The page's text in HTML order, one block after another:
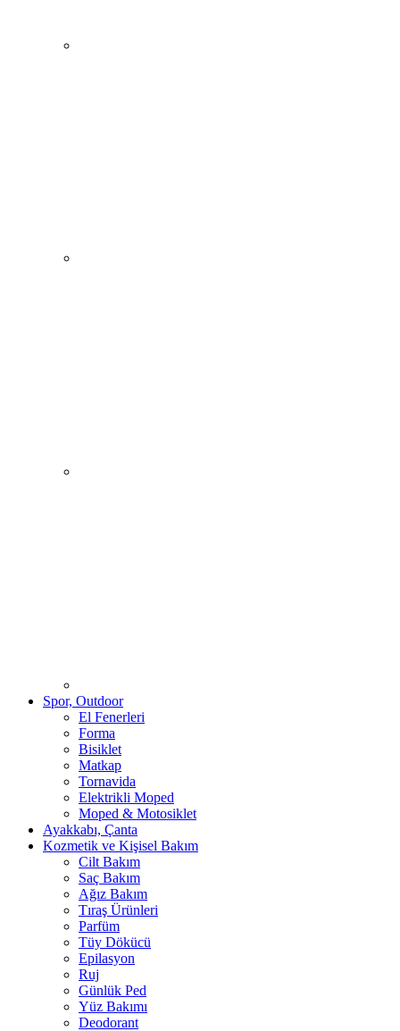
Spor, Outdoor
El Fenerleri
Forma
Bisiklet
Matkap
Tornavida
Elektrikli Moped
Moped & Motosiklet
Ayakkabı, Çanta
Kozmetik ve Kişisel Bakım
Cilt Bakım
Saç Bakım
Ağız Bakım
Tıraş Ürünleri
Parfüm
Tüy Dökücü
Epilasyon
Ruj
Günlük Ped
Yüz Bakımı
Deodorant